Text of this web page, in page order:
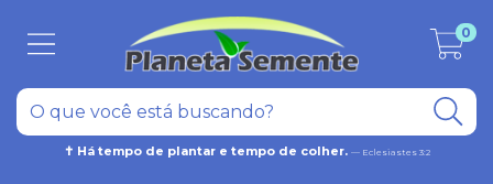
✝ Há tempo de plantar e tempo de colher. — Eclesiastes 3:2
0